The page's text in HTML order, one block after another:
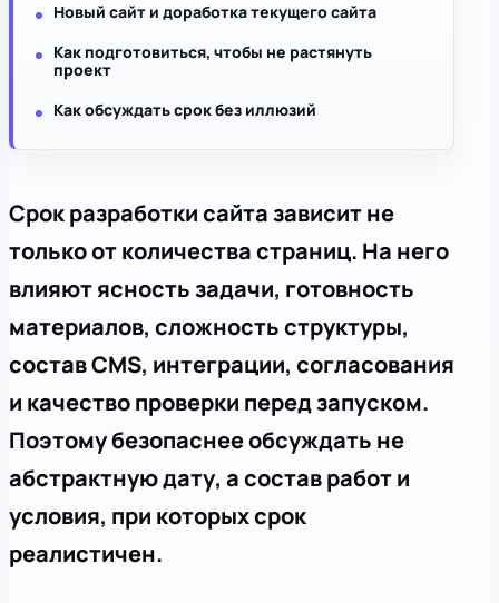
Новый сайт и доработка текущего сайта
Как подготовиться, чтобы не растянуть
проект
Как обсуждать срок без иллюзий
Срок разработки сайта зависит не
только от количества страниц. На него
влияют ясность задачи, готовность
материалов, сложность структуры,
состав CMS, интеграции, согласования
и качество проверки перед запуском.
Поэтому безопаснее обсуждать не
абстрактную дату, а состав работ и
условия, при которых срок
реалистичен.